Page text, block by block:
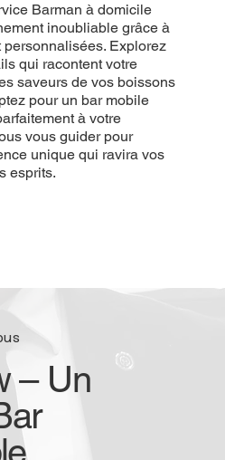
Barman à domicile
inoubliable grâce à
Explorez
qui racontent votre
saveurs de vos boissons
pour un bar mobile
à votre
vous guider pour
unique qui ravira vos
esprits.
– Un